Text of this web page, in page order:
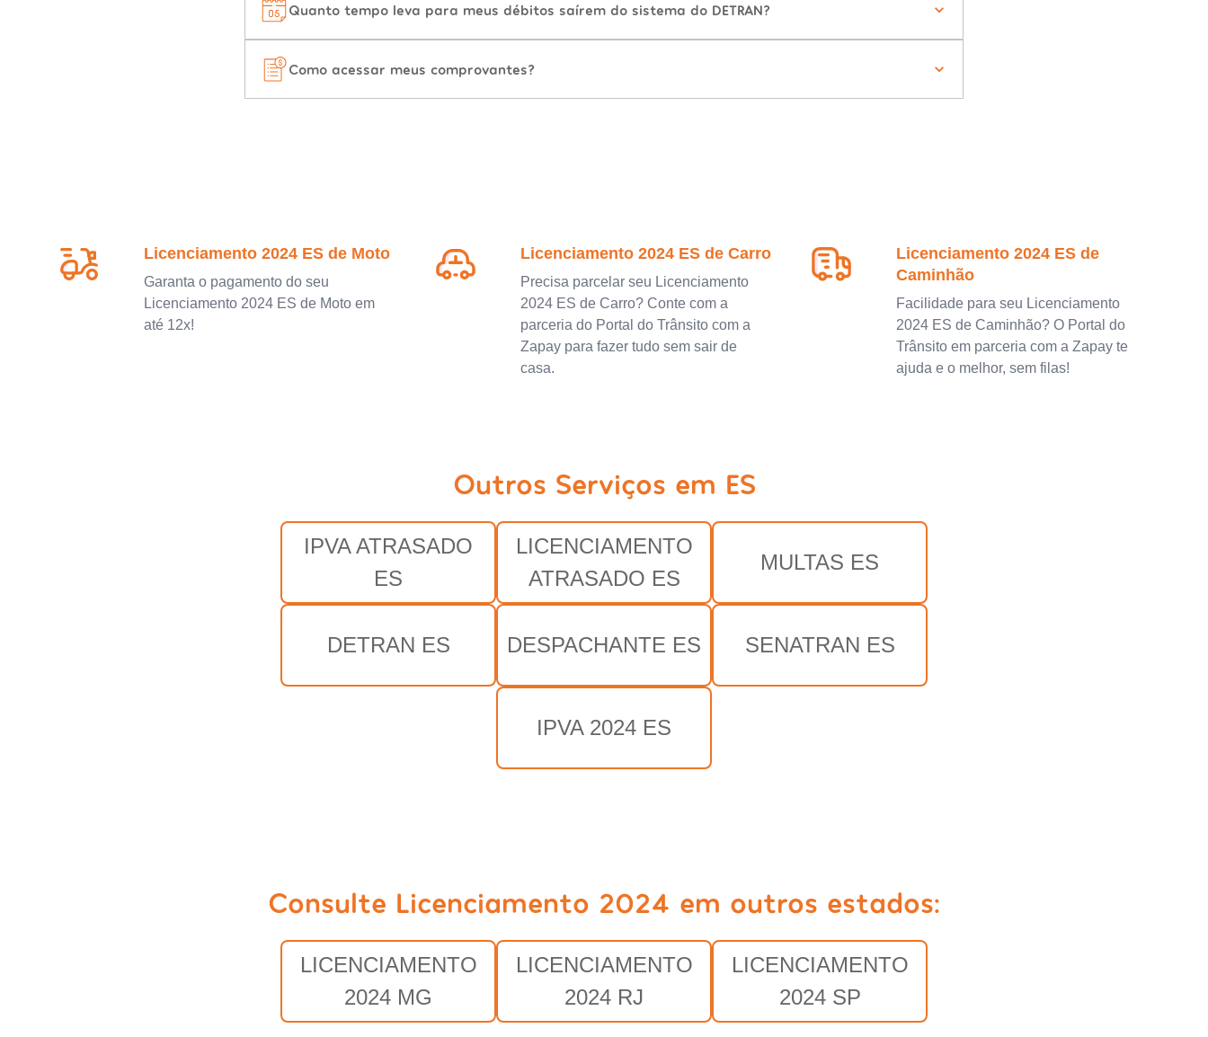
Quanto tempo leva para meus débitos saírem do sistema do DETRAN?
Como acessar meus comprovantes?
Licenciamento 2024 ES de Moto
Garanta o pagamento do seu
Licenciamento 2024 ES de Moto em
até 12x!
Licenciamento 2024 ES de Carro
Precisa parcelar seu Licenciamento
2024 ES de Carro? Conte com a
parceria do Portal do Trânsito com a
Zapay para fazer tudo sem sair de
casa.
Licenciamento 2024 ES de
Caminhão
Facilidade para seu Licenciamento
2024 ES de Caminhão? O Portal do
Trânsito em parceria com a Zapay te
ajuda e o melhor, sem filas!
Outros Serviços em ES
IPVA ATRASADO
ES
LICENCIAMENTO
ATRASADO ES
MULTAS ES
DETRAN ES DESPACHANTE ES SENATRAN ES
IPVA 2024 ES
Consulte Licenciamento 2024 em outros estados:
LICENCIAMENTO
2024 MG
LICENCIAMENTO
2024 RJ
LICENCIAMENTO
2024 SP